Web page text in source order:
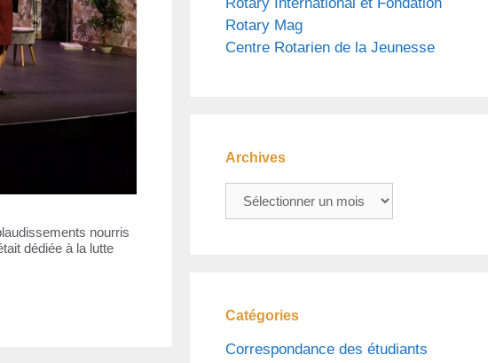
nourris
dédiée à la lutte
Rotary Mag
Centre Rotarien de la Jeunesse
Archives
Archives
Catégories
Correspondance des étudiants